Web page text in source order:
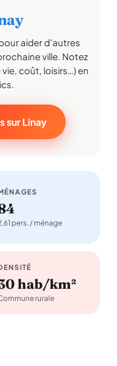
aider d'autres
ville. Notez
coût, loisirs…) en
sur Linay
pers. / ménage
hab/km²
rurale